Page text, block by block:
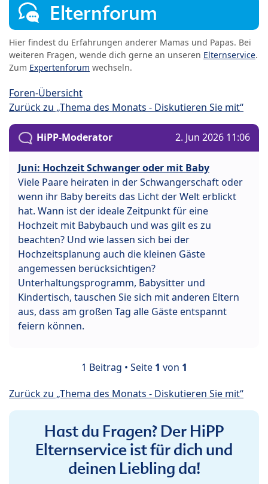
Elternforum
Hier findest du Erfahrungen anderer Mamas und Papas. Bei
weiteren Fragen, wende dich gerne an unseren Elternservice.
Zum Expertenforum wechseln.
Foren-Übersicht
Zurück zu „Thema des Monats - Diskutieren Sie mit“
HiPP-Moderator 2. Jun 2026 11:06
Juni: Hochzeit Schwanger oder mit Baby
Viele Paare heiraten in der Schwangerschaft oder
wenn ihr Baby bereits das Licht der Welt erblickt
hat. Wann ist der ideale Zeitpunkt für eine
Hochzeit mit Babybauch und was gilt es zu
beachten? Und wie lassen sich bei der
Hochzeitsplanung auch die kleinen Gäste
angemessen berücksichtigen?
Unterhaltungsprogramm, Babysitter und
Kindertisch, tauschen Sie sich mit anderen Eltern
aus, dass am großen Tag alle Gäste entspannt
feiern können.
1 Beitrag • Seite 1 von 1
Zurück zu „Thema des Monats - Diskutieren Sie mit“
Hast du Fragen? Der HiPP
Elternservice ist für dich und
deinen Liebling da!